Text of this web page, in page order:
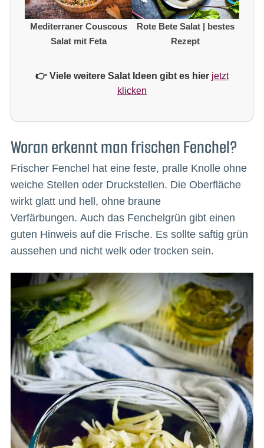
Mediterraner Couscous
Salat mit Feta
Rote Bete Salat | bestes
Rezept
👉 Viele weitere Salat Ideen gibt es hier jetzt
klicken
Woran erkennt man frischen Fenchel?
Frischer Fenchel hat eine feste, pralle Knolle ohne
weiche Stellen oder Druckstellen. Die Oberfläche
wirkt glatt und hell, ohne braune
Verfärbungen. Auch das Fenchelgrün gibt einen
guten Hinweis auf die Frische. Es sollte saftig grün
aussehen und nicht welk oder trocken sein.